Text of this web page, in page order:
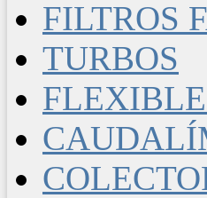
FILTROS
TURBOS